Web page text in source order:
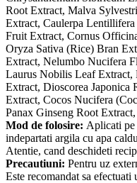
Root Extract, Malva
Extract, Caulerpa
Fruit Extract, Cornus
Oryza Sativa (Rice) Bran
Extract, Nelumbo Nucifera
Laurus Nobilis Leaf Extract,
Extract, Dioscorea Japonica
Extract, Cocos Nucifera
Panax Ginseng Root
Mod de folosire: Aplicati pe
indepartati argila cu apa
Atentie, cand deschideti
Precautiuni: Pentru uz
Este recomandat sa